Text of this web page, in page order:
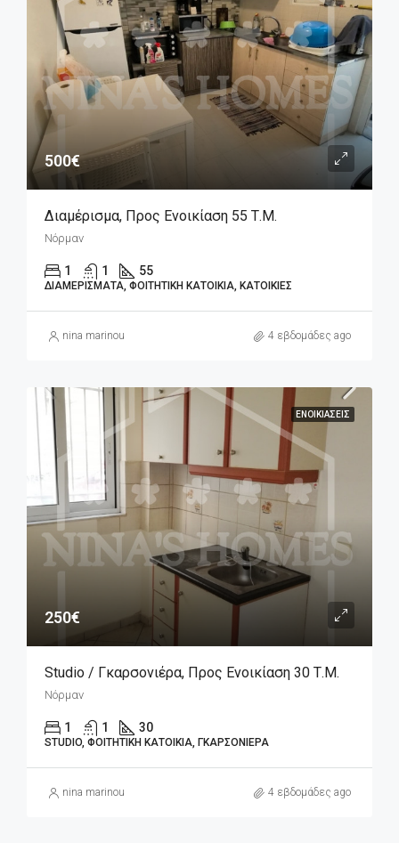
500€
Διαμέρισμα, Προς Ενοικίαση 55 Τ.μ.
Νόρμαν
1 1 55
ΔΙΑΜΕΡΊΣΜΑΤΑ, ΦΟΙΤΗΤΙΚΉ ΚΑΤΟΙΚΊΑ, ΚΑΤΟΙΚΊΕΣ
nina marinou 4 εβδομάδες ago
ΕΝΟΙΚΙΆΣΕΙΣ
250€
Studio / Γκαρσονιέρα, Προς Ενοικίαση 30 Τ.μ.
Νόρμαν
1 1 30
STUDIO, ΦΟΙΤΗΤΙΚΉ ΚΑΤΟΙΚΊΑ, ΓΚΑΡΣΟΝΙΈΡΑ
nina marinou 4 εβδομάδες ago